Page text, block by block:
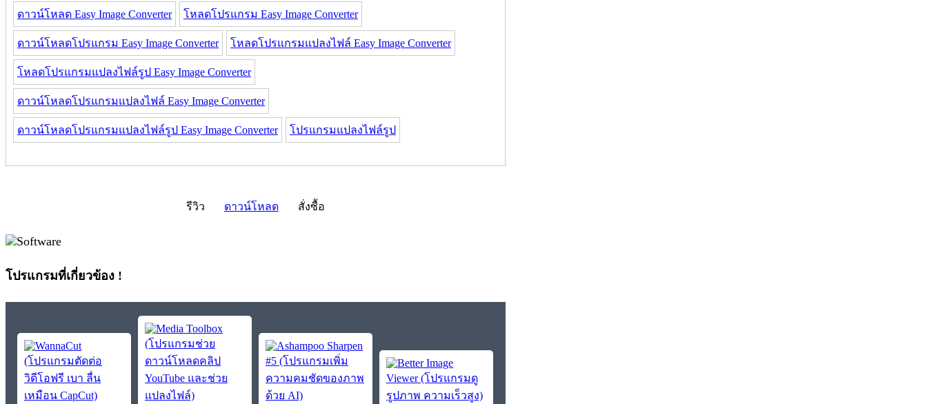
ดาวน์โหลด Easy Image Converter โหลดโปรแกรม Easy Image Converter
ดาวน์โหลดโปรแกรม Easy Image Converter โหลดโปรแกรมแปลงไฟล์ Easy Image Converter
โหลดโปรแกรมแปลงไฟล์รูป Easy Image Converter
ดาวน์โหลดโปรแกรมแปลงไฟล์ Easy Image Converter
ดาวน์โหลดโปรแกรมแปลงไฟล์รูป Easy Image Converter โปรแกรมแปลงไฟล์รูป
รีวิว ดาวน์โหลด สั่งซื้อ
โปรแกรมที่เกี่ยวข้อง !